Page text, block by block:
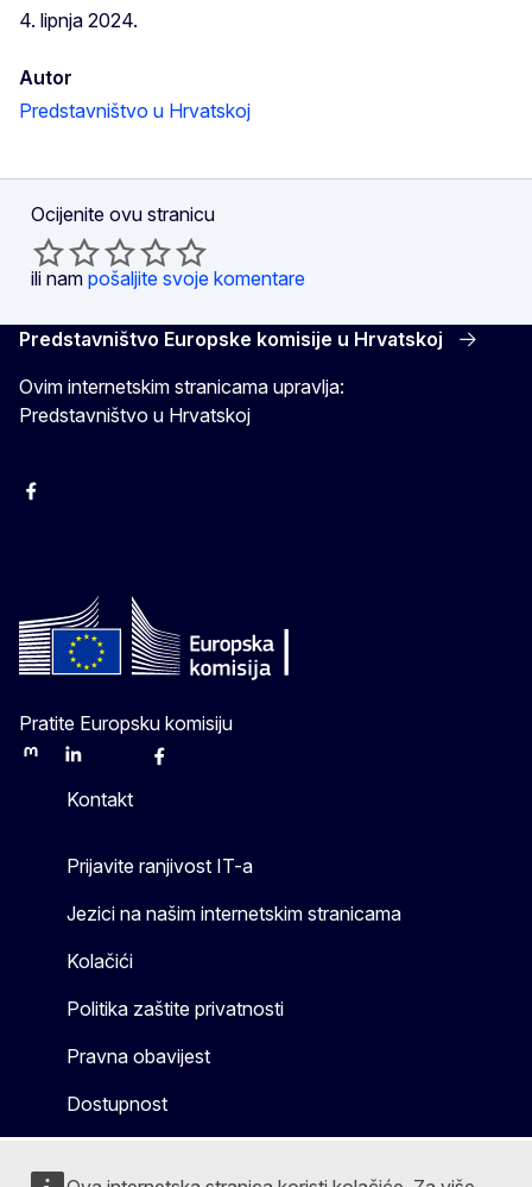
4. lipnja 2024.
Autor
Predstavništvo u Hrvatskoj
Ocijenite ovu stranicu
ili nam pošaljite svoje komentare
Predstavništvo Europske komisije u Hrvatskoj
Ovim internetskim stranicama upravlja:
Predstavništvo u Hrvatskoj
Facebook
Pratite Europsku komisiju
MastodonLinkedInBlueskyFacebook
Kontakt
Prijavite ranjivost IT-a
Jezici na našim internetskim stranicama
Kolačići
Politika zaštite privatnosti
Pravna obavijest
Dostupnost